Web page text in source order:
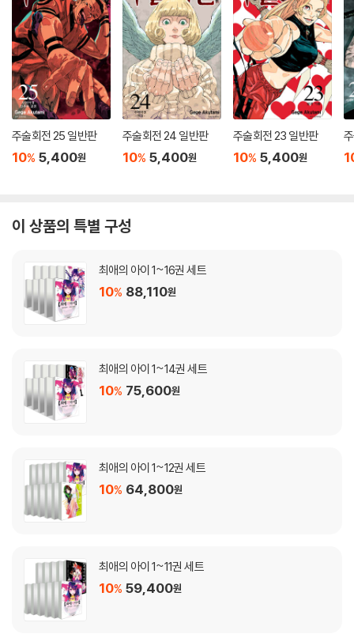
주술회전 25 일반판
10% 5,400원
주술회전 24 일반판
10% 5,400원
주술회전 23 일반판
10% 5,400원
이 상품의 특별 구성
최애의 아이 1~16권 세트
10% 88,110원
최애의 아이 1~14권 세트
10% 75,600원
최애의 아이 1~12권 세트
10% 64,800원
최애의 아이 1~11권 세트
10% 59,400원